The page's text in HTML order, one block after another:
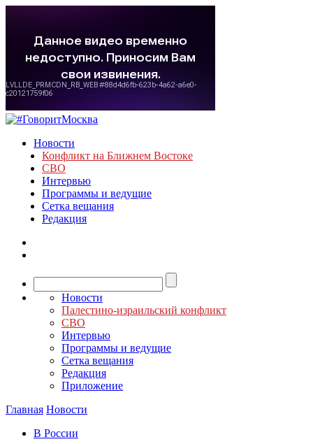
Новости
Конфликт на Ближнем Востоке
СВО
Интервью
Программы и ведущие
Сетка вещания
Редакция
Новости
Палестино-израильский конфликт
СВО
Интервью
Программы и ведущие
Сетка вещания
Редакция
Приложение
Главная Новости
В России